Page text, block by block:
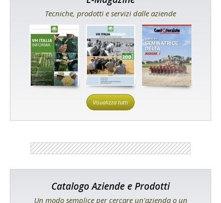
Tecniche, prodotti e servizi dalle aziende
Visualizza tutti
Catalogo Aziende e Prodotti
Un modo semplice per cercare un'azienda o un